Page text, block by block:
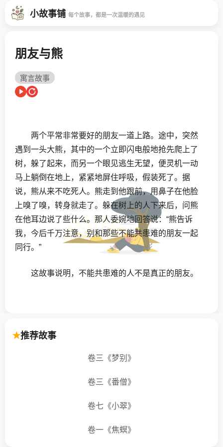
小故事铺 每个故事，都是一次温暖的遇见
朋友与熊
寓言故事
两个平常非常要好的朋友一道上路。途中，突然
遇到一头大熊，其中的一个立即闪电般地抢先爬上了
树，躲了起来，而另一个眼见逃生无望，便灵机一动
马上躺倒在地上，紧紧地屏住呼吸，假装死了。据
说，熊从来不吃死人。熊走到他跟前，用鼻子在他脸
上嗅了嗅，转身就走了。躲在树上的人下来后，问熊
在他耳边说了些什么。那人委婉地回答说：“熊告诉
我，今后千万注意，别和那些不能共患难的朋友一起
同行。”
这故事说明，不能共患难的人不是真正的朋友。
推荐故事
卷三《梦别》
卷三《番僧》
卷七《小翠》
卷一《焦螟》